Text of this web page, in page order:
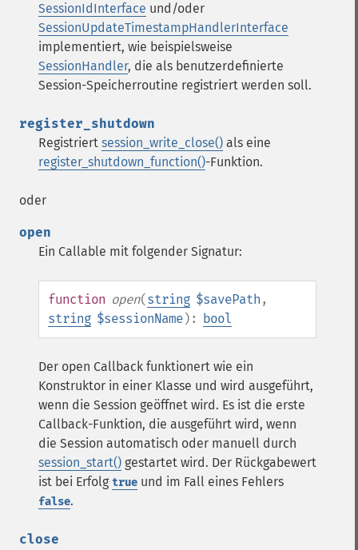
SessionIdInterface und/oder
SessionUpdateTimestampHandlerInterface
implementiert, wie beispielsweise
SessionHandler, die als benutzerdefinierte
Session-Speicherroutine registriert werden soll.
register_shutdown
Registriert session_write_close() als eine
register_shutdown_function()-Funktion.
oder
open
Ein Callable mit folgender Signatur:
function open(string $savePath ,
string $sessionName): bool
Der open Callback funktionert wie ein
Konstruktor in einer Klasse und wird ausgeführt,
wenn die Session geöffnet wird. Es ist die erste
Callback-Funktion, die ausgeführt wird, wenn
die Session automatisch oder manuell durch
session_start() gestartet wird. Der Rückgabewert
ist bei Erfolg true und im Fall eines Fehlers
false.
close